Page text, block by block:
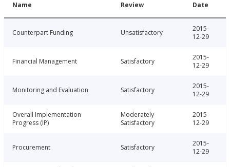
Name Review Date
Counterpart Funding Unsatisfactory
2015-
12-29
Financial Management Satisfactory
2015-
12-29
Monitoring and Evaluation Satisfactory
2015-
12-29
Overall Implementation
Progress (IP)
Moderately
Satisfactory
2015-
12-29
Procurement Satisfactory
2015-
12-29